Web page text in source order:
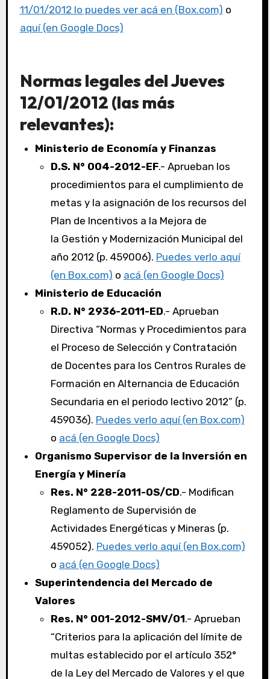
11/01/2012 lo puedes ver acá en (Box.com) o
aquí (en Google Docs)
Normas legales del Jueves
12/01/2012 (las más
relevantes):
Ministerio de Economía y Finanzas
D.S. N° 004-2012-EF.- Aprueban los
procedimientos para el cumplimiento de
metas y la asignación de los recursos del
Plan de Incentivos a la Mejora de
la Gestión y Modernización Municipal del
año 2012 (p. 459006). Puedes verlo aquí
(en Box.com) o acá (en Google Docs)
Ministerio de Educación
R.D. N° 2936-2011-ED.- Aprueban
Directiva “Normas y Procedimientos para
el Proceso de Selección y Contratación
de Docentes para los Centros Rurales de
Formación en Alternancia de Educación
Secundaria en el periodo lectivo 2012” (p.
459036). Puedes verlo aquí (en Box.com)
o acá (en Google Docs)
Organismo Supervisor de la Inversión en
Energía y Minería
Res. N° 228-2011-OS/CD.- Modifican
Reglamento de Supervisión de
Actividades Energéticas y Mineras (p.
459052). Puedes verlo aquí (en Box.com)
o acá (en Google Docs)
Superintendencia del Mercado de
Valores
Res. N° 001-2012-SMV/01.- Aprueban
“Criterios para la aplicación del límite de
multas establecido por el artículo 352°
de la Ley del Mercado de Valores y el que